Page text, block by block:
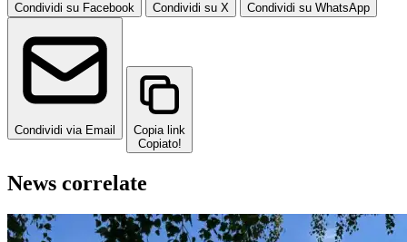
Condividi su Facebook Condividi su X Condividi su WhatsApp
Condividi via Email
Copia link
Copiato!
News correlate